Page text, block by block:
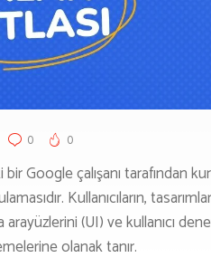
0 0
bir Google çalışanı
Kullanıcıların,
(UI) ve kullanıcı
olanak tanır.